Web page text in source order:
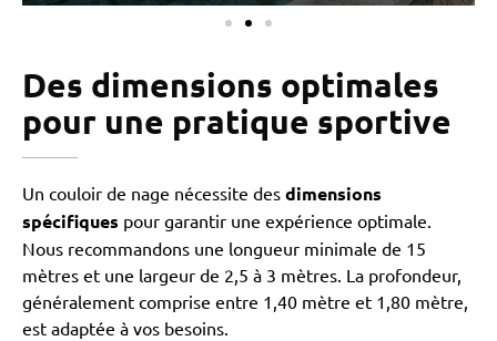
Des dimensions optimales
pour une pratique sportive
Un couloir de nage nécessite des dimensions
spécifiques pour garantir une expérience optimale.
Nous recommandons une longueur minimale de 15
mètres et une largeur de 2,5 à 3 mètres. La profondeur,
généralement comprise entre 1,40 mètre et 1,80 mètre,
est adaptée à vos besoins.